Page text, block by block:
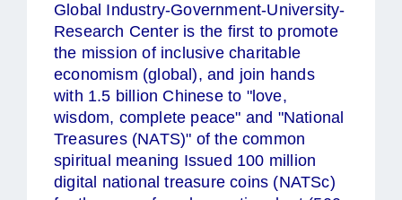
Global Industry-Government-University-
Research Center is the first to promote
the mission of inclusive charitable
economism (global), and join hands
with 1.5 billion Chinese to "love,
wisdom, complete peace" and "National
Treasures (NATS)" of the common
spiritual meaning Issued 100 million
digital national treasure coins (NATSc)